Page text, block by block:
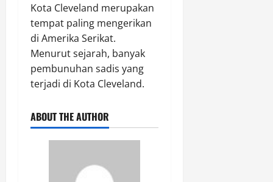
Kota Cleveland merupakan
tempat paling mengerikan
di Amerika Serikat.
Menurut sejarah, banyak
pembunuhan sadis yang
terjadi di Kota Cleveland.
ABOUT THE AUTHOR